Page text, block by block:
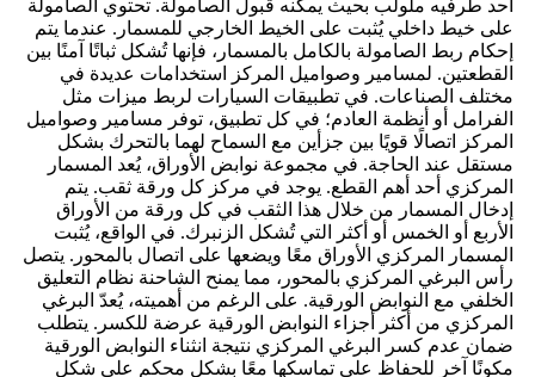
أحد طرفيه ملولب بحيث يمكنه قبول الصامولة. تحتوي الصامولة
على خيط داخلي يُثبت على الخيط الخارجي للمسمار. عندما يتم
إحكام ربط الصامولة بالكامل بالمسمار، فإنها تُشكل ثباتًا آمنًا بين
القطعتين. لمسامير وصواميل المركز استخدامات عديدة في
مختلف الصناعات. في تطبيقات السيارات لربط ميزات مثل
الفرامل أو أنظمة العادم؛ في كل تطبيق، توفر مسامير وصواميل
المركز اتصالًا قويًا بين جزأين مع السماح لهما بالتحرك بشكل
مستقل عند الحاجة. في مجموعة نوابض الأوراق، يُعد المسمار
المركزي أحد أهم القطع. يوجد في مركز كل ورقة ثقب. يتم
إدخال المسمار من خلال هذا الثقب في كل ورقة من الأوراق
الأربع أو الخمس أو أكثر التي تُشكل الزنبرك. في الواقع، يُثبت
المسمار المركزي الأوراق معًا ويضعها على اتصال بالمحور. يتصل
رأس البرغي المركزي بالمحور، مما يمنح الشاحنة نظام التعليق
الخلفي مع النوابض الورقية. على الرغم من أهميته، يُعدّ البرغي
المركزي من أكثر أجزاء النوابض الورقية عرضة للكسر. يتطلب
ضمان عدم كسر البرغي المركزي نتيجة انثناء النوابض الورقية
مكونًا آخر للحفاظ على تماسكها معًا بشكل محكم على شكل